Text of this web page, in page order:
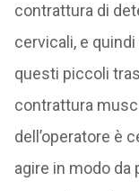
contrattura di
cervicali, e
questi piccoli
contrattura
dell’operatore è
agire in modo da